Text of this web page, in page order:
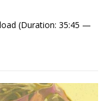
(Duration: 35:45 —